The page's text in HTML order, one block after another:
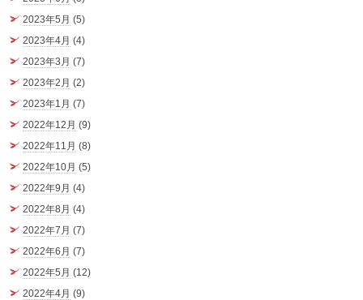
2023年5月 (5)
2023年4月 (4)
2023年3月 (7)
2023年2月 (2)
2023年1月 (7)
2022年12月 (9)
2022年11月 (8)
2022年10月 (5)
2022年9月 (4)
2022年8月 (4)
2022年7月 (7)
2022年6月 (7)
2022年5月 (12)
2022年4月 (9)